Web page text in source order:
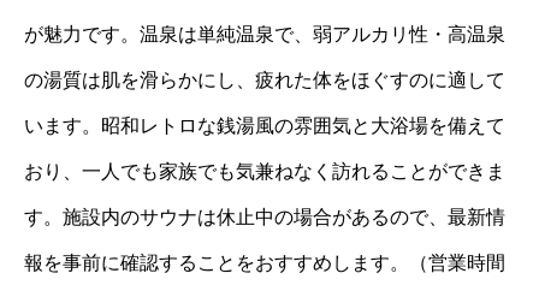
が魅力です。温泉は単純温泉で、弱アルカリ性・高温泉
の湯質は肌を滑らかにし、疲れた体をほぐすのに適して
います。昭和レトロな銭湯風の雰囲気と大浴場を備えて
おり、一人でも家族でも気兼ねなく訪れることができま
す。施設内のサウナは休止中の場合があるので、最新情
報を事前に確認することをおすすめします。（営業時間